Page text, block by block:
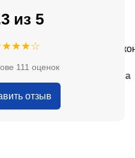
из 5
111 оценок
отзыв
★★★★★
Очень приятные